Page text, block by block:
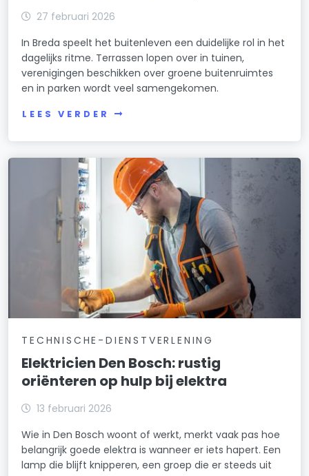
27 februari 2026
In Breda speelt het buitenleven een duidelijke rol in het
dagelijks ritme. Terrassen lopen over in tuinen,
verenigingen beschikken over groene buitenruimtes
en in parken wordt veel samengekomen.
LEES VERDER
TECHNISCHE-DIENSTVERLENING
Elektricien Den Bosch: rustig
oriënteren op hulp bij elektra
13 februari 2026
Wie in Den Bosch woont of werkt, merkt vaak pas hoe
belangrijk goede elektra is wanneer er iets hapert. Een
lamp die blijft knipperen, een groep die er steeds uit